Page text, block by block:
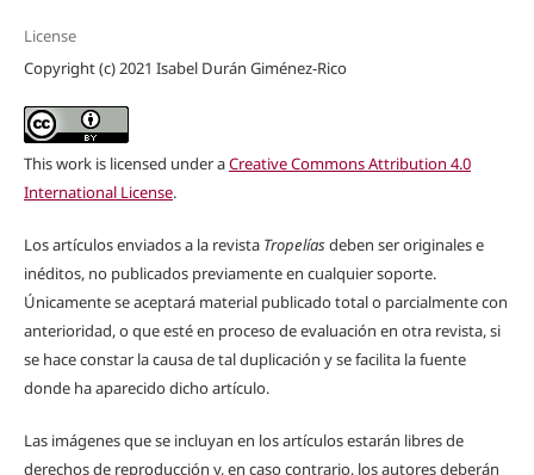
License
Copyright (c) 2021 Isabel Durán Giménez-Rico
This work is licensed under aCreative Commons Attribution 4.0
International License.
Los artículos enviados a la revista Tropelíasdeben ser originales e
inéditos, no publicados previamente en cualquier soporte.
Únicamente se aceptará material publicado total o parcialmente con
anterioridad, o que esté en proceso de evaluación en otra revista, si
se hace constar la causa de tal duplicación y se facilita la fuente
donde ha aparecido dicho artículo.
Las imágenes que se incluyan en los artículos estarán libres de
derechos de reproducción y, en caso contrario, los autores deberán